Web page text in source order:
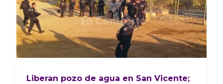
Liberan pozo de agua en San Vicente;